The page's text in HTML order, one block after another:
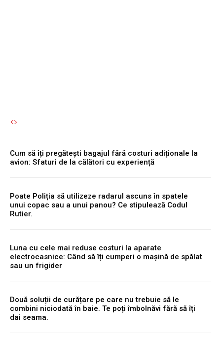
Cum să îți pregătești bagajul fără costuri adiționale la
avion: Sfaturi de la călători cu experiență
Poate Poliția să utilizeze radarul ascuns în spatele
unui copac sau a unui panou? Ce stipulează Codul
Rutier.
Luna cu cele mai reduse costuri la aparate
electrocasnice: Când să îți cumperi o mașină de spălat
sau un frigider
Două soluții de curățare pe care nu trebuie să le
combini niciodată în baie. Te poți îmbolnăvi fără să îți
dai seama.